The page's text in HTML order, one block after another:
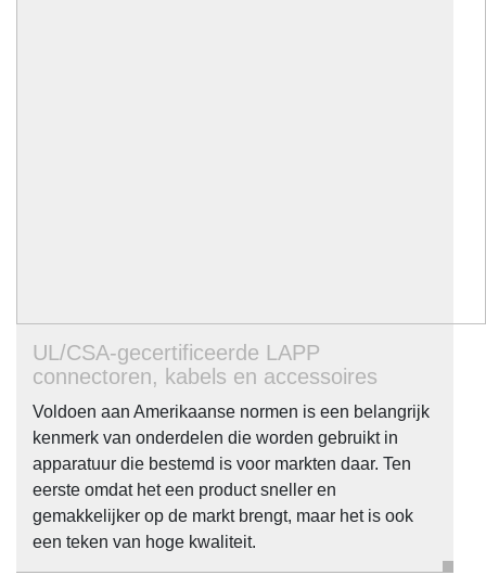
UL/CSA-gecertificeerde LAPP
connectoren, kabels en accessoires
Voldoen aan Amerikaanse normen is een belangrijk
kenmerk van onderdelen die worden gebruikt in
apparatuur die bestemd is voor markten daar. Ten
eerste omdat het een product sneller en
gemakkelijker op de markt brengt, maar het is ook
een teken van hoge kwaliteit.